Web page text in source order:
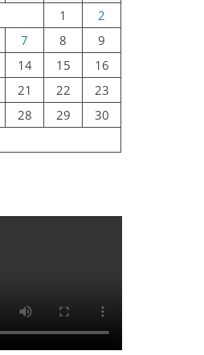
1
2
7 8
9
14 15
16
21 22
23
28 29
30